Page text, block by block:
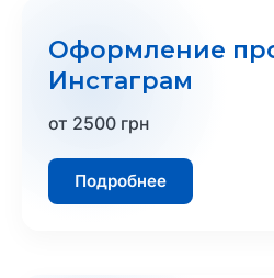
Оформление
Инстаграм
от 2500 грн
Подробнее